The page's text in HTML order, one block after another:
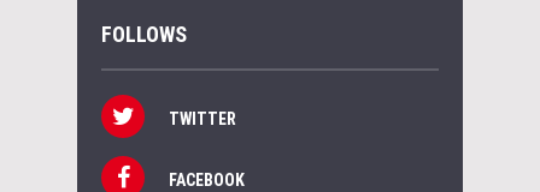
FOLLOWS
TWITTER
FACEBOOK